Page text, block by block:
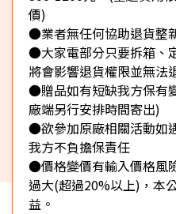
價)
●業者無任何協助退貨整
●大家電部分只要拆箱、
將會影響退貨權限並無法
●贈品如有短缺我方保有
廠端另行安排時間寄出)
●欲參加原廠相關活動如
我方不負擔保責任
●價格變價有輸入價格風
過大(超過20%以上)，本
益。